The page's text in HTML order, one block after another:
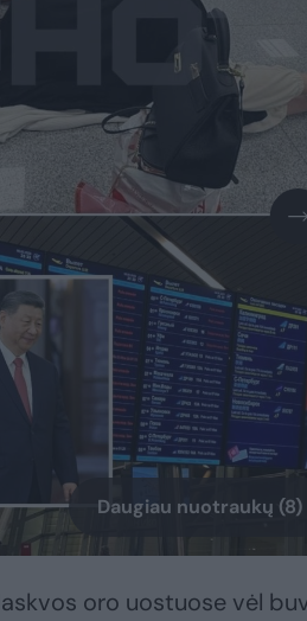
Daugiau nuotraukų (8)
oro uostuose vėl